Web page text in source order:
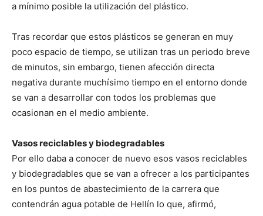
a mínimo posible la utilización del plástico.
Tras recordar que estos plásticos se generan en muy
poco espacio de tiempo, se utilizan tras un periodo breve
de minutos, sin embargo, tienen afección directa
negativa durante muchísimo tiempo en el entorno donde
se van a desarrollar con todos los problemas que
ocasionan en el medio ambiente.
Vasos reciclables y biodegradables
Por ello daba a conocer de nuevo esos vasos reciclables
y biodegradables que se van a ofrecer a los participantes
en los puntos de abastecimiento de la carrera que
contendrán agua potable de Hellín lo que, afirmó,